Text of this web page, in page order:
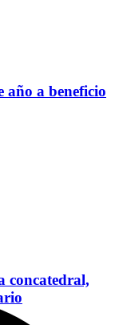
año a beneficio
concatedral,